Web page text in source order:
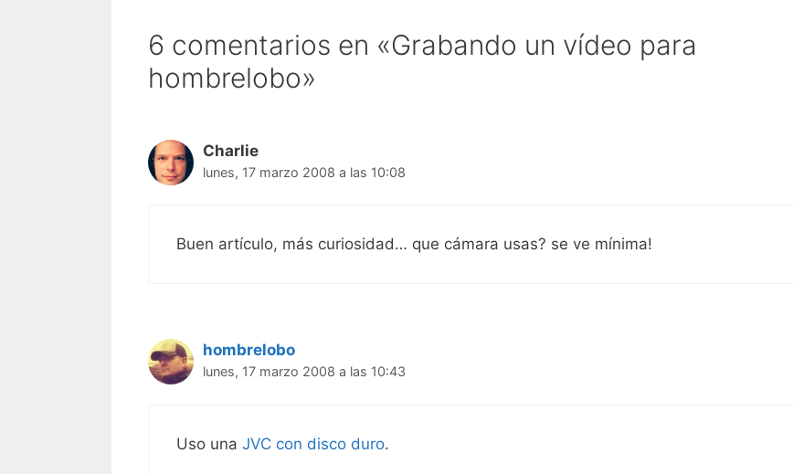
6 comentarios en «Grabando un vídeo para
hombrelobo»
Charlie
lunes, 17 marzo 2008 a las 10:08
Buen artículo, más curiosidad… que cámara usas? se ve mínima!
hombrelobo
lunes, 17 marzo 2008 a las 10:43
Uso una JVC con disco duro.